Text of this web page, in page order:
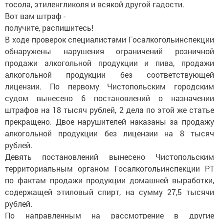
тосола, этиленгликоля и всякой другой гадости.
Вот вам штраф -
получите, распишитесь!
В ходе проверок специалистами Госалкогольинспекции
обнаружены нарушения ограничений розничной
продажи алкогольной продукции и пива, продажи
алкогольной продукции без соответствующей
лицензии. По первому Чистопольским городским
судом вынесено 6 постановлений о назначении
штрафов на 18 тысяч рублей, 2 дела по этой же статье
прекращено. Двое нарушителей наказаны за продажу
алкогольной продукции без лицензии на 8 тысяч
рублей.
Девять постановлений вынесено Чистопольским
территориальным органом Госалкогольинспекции РТ
по фактам продажи продукции домашней выработки,
содержащей этиловый спирт, на сумму 27,5 тысячи
рублей.
По направленным на рассмотрение в другие